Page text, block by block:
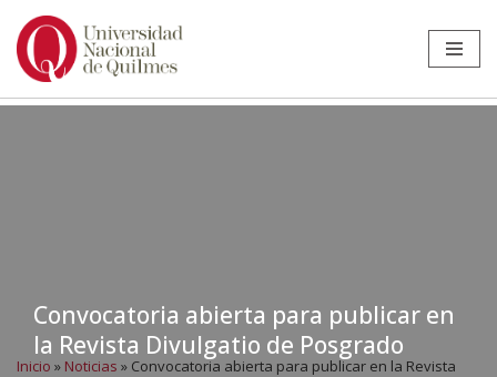
Ir
Convocatoria abierta para publicar en
la Revista Divulgatio de Posgrado
Inicio » Noticias » Convocatoria abierta para publicar en la Revista